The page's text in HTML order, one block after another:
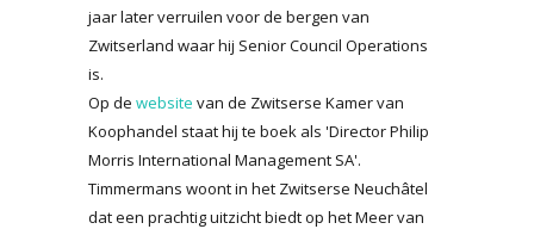
jaar later verruilen voor de bergen van
Zwitserland waar hij Senior Council Operations
is.
Op de website van de Zwitserse Kamer van
Koophandel staat hij te boek als 'Director Philip
Morris International Management SA'.
Timmermans woont in het Zwitserse Neuchâtel
dat een prachtig uitzicht biedt op het Meer van